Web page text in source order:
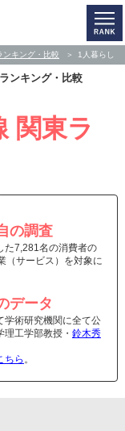
ンキング・比較 1人暮らし
ンキング・比較
関東ラ
の調査
た7,281名の消費者の
（サービス）を対象に
データ
学術研究機関に全て公
工学部教授・ 鈴木秀
ちら 。